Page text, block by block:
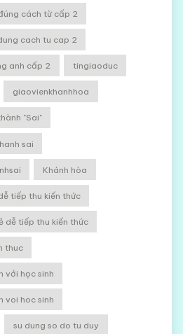
cách từ cấp 2
cach tu cap 2
anh cấp 2 tingiaoduc
giaovienkhanhhoa
"Sai"
sai
Khánh hòa
tiếp thu kiến thức
dễ tiếp thu kiến thức
thuc
với học sinh
voi hoc sinh
su dung so do tu duy